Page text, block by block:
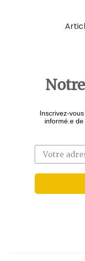
Inscrivez-
informé.e